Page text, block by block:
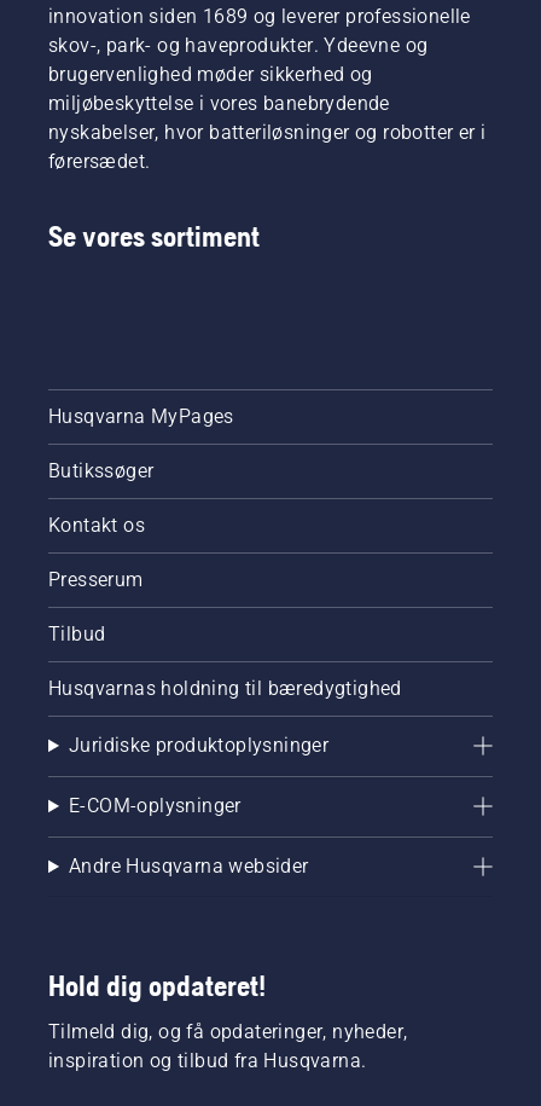
innovation siden 1689 og leverer professionelle
skov-, park- og haveprodukter. Ydeevne og
brugervenlighed møder sikkerhed og
miljøbeskyttelse i vores banebrydende
nyskabelser, hvor batteriløsninger og robotter er i
førersædet.
Se vores sortiment
Husqvarna MyPages
Butikssøger
Kontakt os
Presserum
Tilbud
Husqvarnas holdning til bæredygtighed
Juridiske produktoplysninger
E-COM-oplysninger
Andre Husqvarna websider
Hold dig opdateret!
Tilmeld dig, og få opdateringer, nyheder,
inspiration og tilbud fra Husqvarna.